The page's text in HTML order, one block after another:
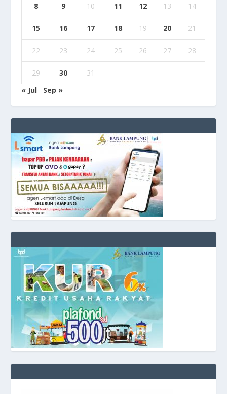
8 9 10 11 12 13 14
15 16 17 18 19 20 21
22 23 24 25 26 27 28
29 30
31
« Jul
Sep »